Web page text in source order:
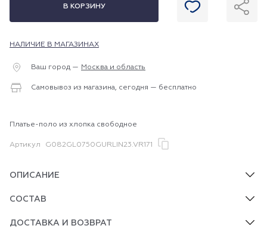
В КОРЗИНУ
НАЛИЧИЕ В МАГАЗИНАХ
Ваш город — Москва и область
Самовывоз из магазина, сегодня — бесплатно
Платье-поло из хлопка свободное
Артикул G082GL0750GURLIN23.VR171
ОПИСАНИЕ
СОСТАВ
ДОСТАВКА И ВОЗВРАТ